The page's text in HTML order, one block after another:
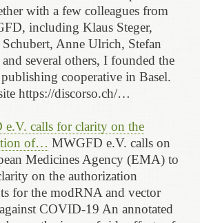
with a few colleagues from
including Klaus Steger,
Anne Ulrich, Stefan
several others, I founded the
cooperative in Basel.
https://discorso.ch/…
calls for clarity on the
of… MWGFD e.V. calls on
Medicines Agency (EMA) to
on the authorization
for the modRNA and vector
COVID-19 An annotated